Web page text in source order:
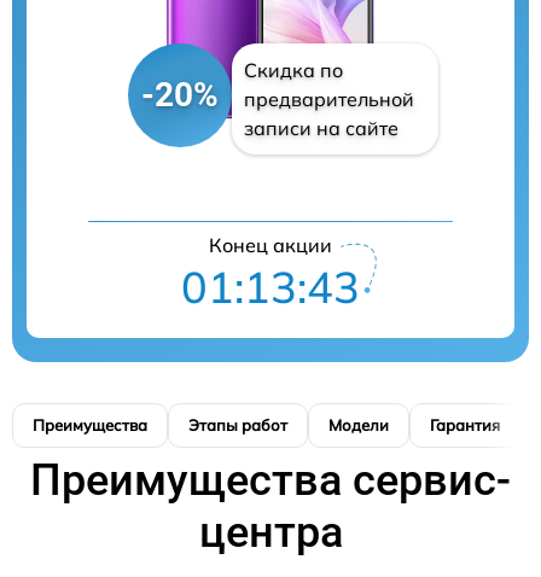
-20%
Скидка по
предварительной
записи на сайте
Конец акции
01:13:42
Преимущества Этапы работ Модели Гарантия
Преимущества сервис-
центра